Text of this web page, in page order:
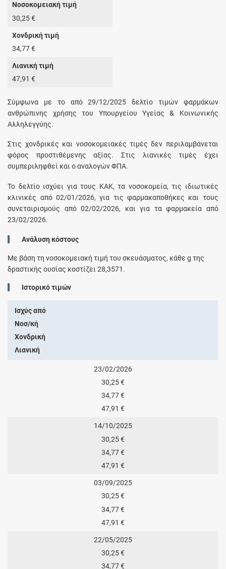
Νοσοκομειακή τιμή
30,25 €
Χονδρική τιμή
34,77 €
Λιανική τιμή
47,91 €
Σύμφωνα με το από 29/12/2025 δελτίο τιμών φαρμάκων
ανθρώπινης χρήσης του Υπουργείου Υγείας & Κοινωνικής
Αλληλεγγύης.
Στις χονδρικές και νοσοκομειακές τιμές δεν περιλαμβάνεται
φόρος προστιθέμενης αξίας. Στις λιανικές τιμές έχει
συμπεριληφθεί και ο αναλογών ΦΠΑ.
Το δελτίο ισχύει για τους ΚΑΚ, τα νοσοκομεία, τις ιδιωτικές
κλινικές από 02/01/2026, για τις φαρμακαποθήκες και τους
συνεταιρισμούς από 02/02/2026, και για τα φαρμακεία από
23/02/2026.
Ανάλυση κόστους
Με βάση τη νοσοκομειακή τιμή του σκευάσματος, κάθεg της
δραστικής ουσίας κοστίζει28,3571 .
Ιστορικό τιμών
Ισχύς από
Νοσ/κή
Χονδρική
Λιανική
23/02/2026
30,25 €
34,77 €
47,91 €
14/10/2025
30,25 €
34,77 €
47,91 €
03/09/2025
30,25 €
34,77 €
47,91 €
22/05/2025
30,25 €
34,77 €